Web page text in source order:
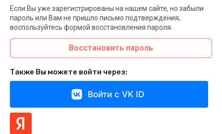
Если Вы уже зарегистрированы на нашем сайте, но забыли
пароль или Вам не пришло письмо подтверждения,
воспользуйтесь формой восстановления пароля.
Восстановить пароль
Также Вы можете войти через:
Войти с VK ID